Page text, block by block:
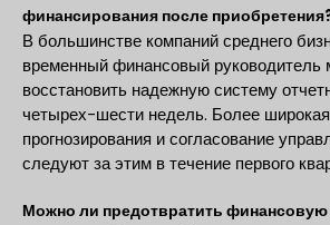
финансирования после
В большинстве компаний среднего
временный финансовый руководитель
восстановить надежную систему
четырех-шести недель. Более
прогнозирования и согласование
следуют за этим в течение первого
Можно ли предотвратить финансовую